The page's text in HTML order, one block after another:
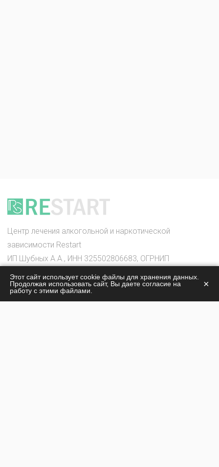
Центр лечения алкогольной и наркотической
зависимости Restart
ИП Шубных А.А., ИНН 325502806683, ОГРНИП
316325600085756
© 2026
Этот сайт использует cookie файлы для хранения данных.
Продолжая использовать сайт, Вы даете согласие на
работу с этими файлами.
×